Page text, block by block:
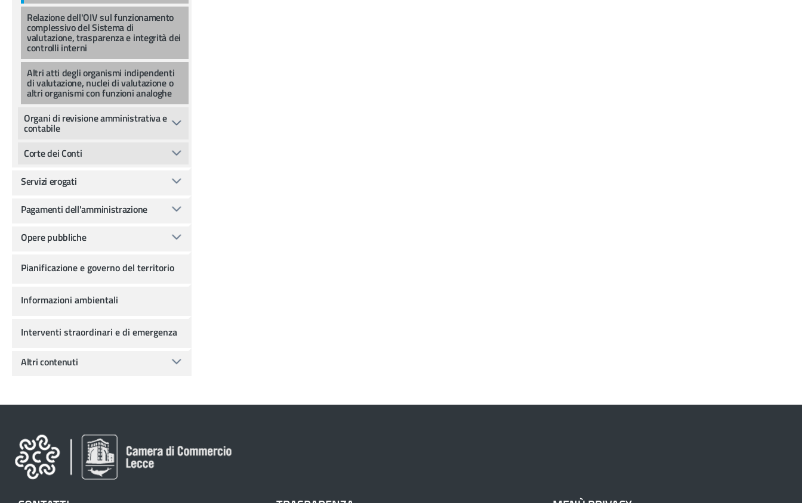
Relazione dell'OIV sul funzionamento
complessivo del Sistema di
valutazione, trasparenza e integrità dei
controlli interni
Altri atti degli organismi indipendenti
di valutazione, nuclei di valutazione o
altri organismi con funzioni analoghe
Organi di revisione amministrativa e
contabile
Corte dei Conti
Servizi erogati
Pagamenti dell'amministrazione
Opere pubbliche
Pianificazione e governo del territorio
Informazioni ambientali
Interventi straordinari e di emergenza
Altri contenuti